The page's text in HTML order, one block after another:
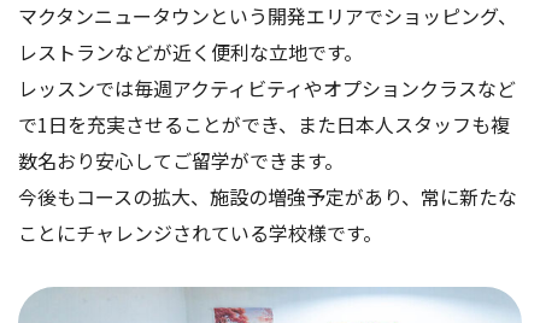
マクタンニュータウンという開発エリアでショッピング、
レストランなどが近く便利な立地です。
レッスンでは毎週アクティビティやオプションクラスなど
で1日を充実させることができ、また日本人スタッフも複
数名おり安心してご留学ができます。
今後もコースの拡大、施設の増強予定があり、常に新たな
ことにチャレンジされている学校様です。